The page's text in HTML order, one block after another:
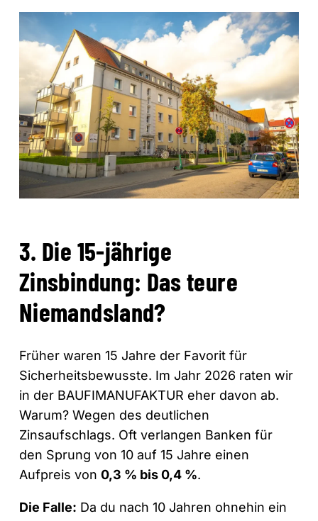
3. Die 15-jährige
Zinsbindung: Das teure
Niemandsland?
Früher waren 15 Jahre der Favorit für
Sicherheitsbewusste. Im Jahr 2026 raten wir
in der BAUFIMANUFAKTUR eher davon ab.
Warum? Wegen des deutlichen
Zinsaufschlags. Oft verlangen Banken für
den Sprung von 10 auf 15 Jahre einen
Aufpreis von 0,3 % bis 0,4 %.
Die Falle: Da du nach 10 Jahren ohnehin ein